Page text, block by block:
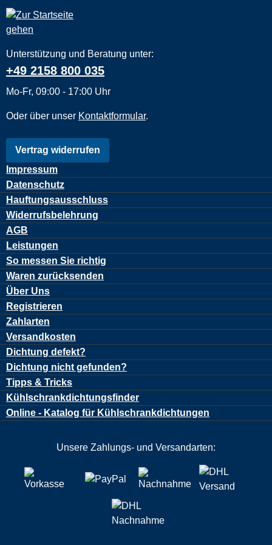
Unterstützung und Beratung unter:
+49 2158 800 035
Mo-Fr, 09:00 - 17:00 Uhr
Oder über unser Kontaktformular.
Vertrag widerrufen
Impressum
Datenschutz
Hauftungsausschluss
Widerrufsbelehrung
AGB
Leistungen
So messen Sie richtig
Waren zurücksenden
Über Uns
Registrieren
Zahlarten
Versandkosten
Dichtung defekt?
Dichtung nicht gefunden?
Tipps & Tricks
Kühlschrankdichtungsfinder
Online - Katalog für Kühlschrankdichtungen
Unsere Zahlungs- und Versandarten: